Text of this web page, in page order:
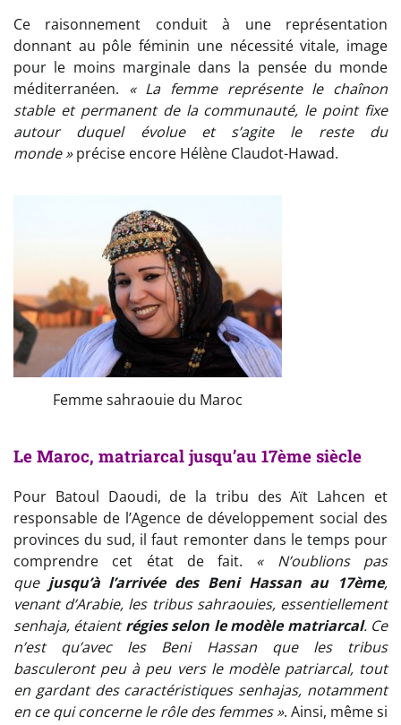
Ce raisonnement conduit à une représentation
donnant au pôle féminin une nécessité vitale, image
pour le moins marginale dans la pensée du monde
méditerranéen. « La femme représente le chaînon
stable et permanent de la communauté, le point fixe
autour duquel évolue et s’agite le reste du
monde »précise encore Hélène Claudot-Hawad.
Femme sahraouie du Maroc
Le Maroc, matriarcal jusqu’au 17ème siècle
Pour Batoul Daoudi, de la tribu des Aït Lahcen et
responsable de l’Agence de développement social des
provinces du sud, il faut remonter dans le temps pour
comprendre cet état de fait. « N’oublions pas
quejusqu’à l’arrivée des Beni Hassan au 17ème,
venant d’Arabie, les tribus sahraouies, essentiellement
senhaja, étaientrégies selon le modèle matriarcal. Ce
n’est qu’avec les Beni Hassan que les tribus
basculeront peu à peu vers le modèle patriarcal, tout
en gardant des caractéristiques senhajas, notamment
en ce qui concerne le rôle des femmes ». Ainsi, même si